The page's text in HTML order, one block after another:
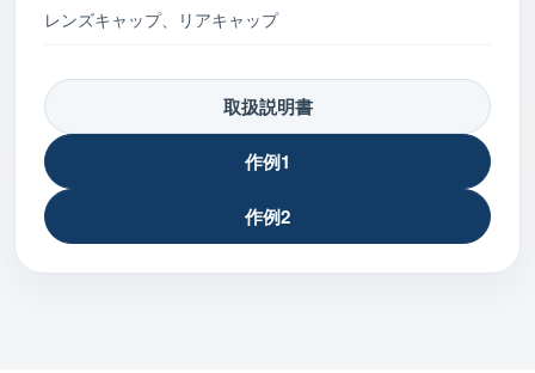
レンズキャップ、リアキャップ
取扱説明書
作例1
作例2